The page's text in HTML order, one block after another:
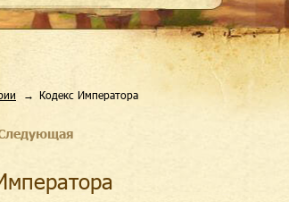
Кодекс Императора